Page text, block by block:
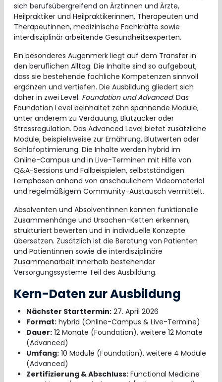
sich berufsübergreifend an Ärztinnen und Ärzte,
Heilpraktiker und Heilpraktikerinnen, Therapeuten und
Therapeutinnen, medizinische Fachkräfte sowie
interdisziplinär arbeitende Gesundheitsexperten.
Ein besonderes Augenmerk liegt auf dem Transfer in
den beruflichen Alltag. Die Inhalte sind so aufgebaut,
dass sie bestehende fachliche Kompetenzen sinnvoll
ergänzen und vertiefen. Die Ausbildung gliedert sich
daher in zwei Level: Foundation und Advanced. Das
Foundation Level beinhaltet zehn spannende Module,
unter anderem zu Verdauung, Blutzucker oder
Stressregulation. Das Advanced Level bietet zusätzliche
Module, beispielsweise zur Ernährung, Blutwerten oder
Schlafoptimierung. Die Inhalte werden hybrid im
Online-Campus und in Live-Terminen mit Hilfe von
Q&A-Sessions und Fallbeispielen, selbstständigen
Lernphasen anhand von anschaulichem Videomaterial
und regelmäßigem Community-Austausch vermittelt.
Absolventen und Absolventinnen können funktionelle
Zusammenhänge und Ursachen-Ketten erkennen,
strukturiert bewerten und in individuelle Konzepte
übersetzen. Zusätzlich ist die Beratung von Patienten
und Patientinnen sowie die interdisziplinäre
Zusammenarbeit innerhalb bestehender
Versorgungssysteme Teil des Ausbildung.
Kern-Daten zur Ausbildung
Nächster Starttermin: 27. April 2026
Format: hybrid (Online-Campus & Live-Termine)
Dauer: 12 Monate (Foundation), weitere 12 Monate
(Advanced)
Umfang: 10 Module (Foundation), weitere 4 Module
(Advanced)
Zertifizierung & Abschluss: Functional Medicine